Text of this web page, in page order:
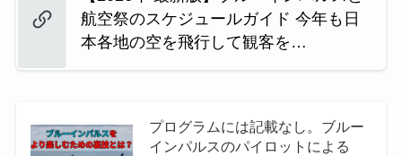
航空祭のスケジュールガイド 今年も日
本各地の空を飛行して観客を…
プログラムには記載なし。ブルー
インパルスのパイロットによる